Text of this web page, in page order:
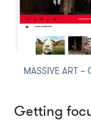
MASSIVE ART
Getting